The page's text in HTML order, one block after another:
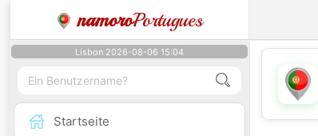
namoroPortugues
Lisbon 2026-08-06 15:04
Startseite